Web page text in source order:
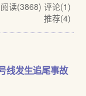
阅读(3868) 评论(1)
推荐(4)
线发生追尾事故